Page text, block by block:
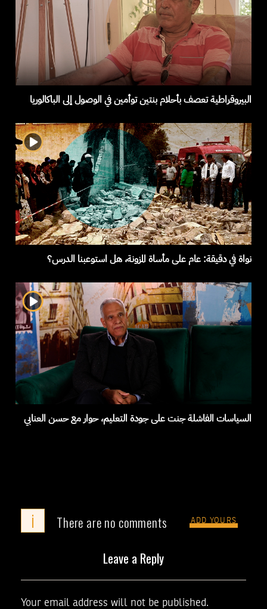
البيروقراطية تعصف بأحلام بنتين توأمين في الوصول إلى الباكالوريا
نواة في دقيقة: عام على مأساة المزونة، هل استوعبنا الدرس؟
السياسات الفاشلة جنت على جودة التعليم، حوار مع حسن العنابي
i There are no comments ADD YOURS
Leave a Reply
Your email address will not be published.